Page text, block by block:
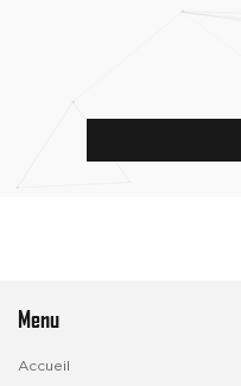
Menu
Accueil